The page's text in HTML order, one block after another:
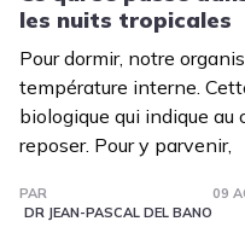
les nuits tropicales
Pour dormir, notre
température interne.
biologique qui indique au
reposer. Pour y parvenir,
PAR
DR JEAN-PASCAL DEL BANO
09